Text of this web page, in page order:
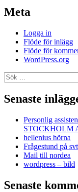
Meta
Logga in
Flöde för inlägg
Flöde för
WordPress.org
Sök
efter:
Senaste
Personlig
STOCKHOLM
hellenius hörna
Frågestund på
Mail till nordea
wordpress – bild
Senaste